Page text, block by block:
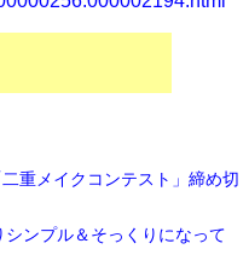
重メイクコンテスト」締め切
シンプル＆そっくりになって